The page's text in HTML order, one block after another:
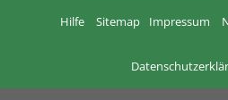
Hilfe Sitemap Impressum